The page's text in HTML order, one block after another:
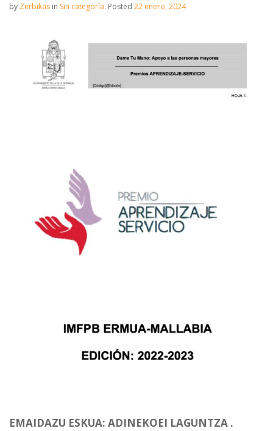
by Zerbikas in Sin categoría. Posted 22 enero, 2024
EMAIDAZU ESKUA: ADINEKOEI LAGUNTZA .